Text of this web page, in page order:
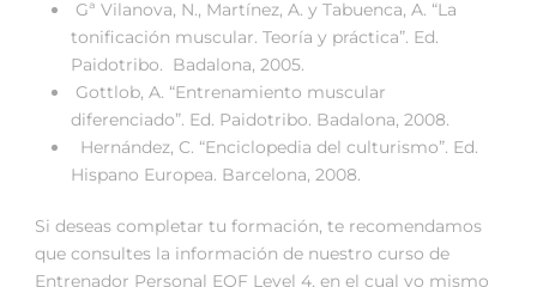
Gª Vilanova, N., Martínez, A. y Tabuenca, A. “La
tonificación muscular. Teoría y práctica”. Ed.
Paidotribo. Badalona, 2005.
Gottlob, A. “Entrenamiento muscular
diferenciado”. Ed. Paidotribo. Badalona, 2008.
Hernández, C. “Enciclopedia del culturismo”. Ed.
Hispano Europea. Barcelona, 2008.
Si deseas completar tu formación, te recomendamos
que consultes la información de nuestro curso de
Entrenador Personal EQF Level 4, en el cual yo mismo